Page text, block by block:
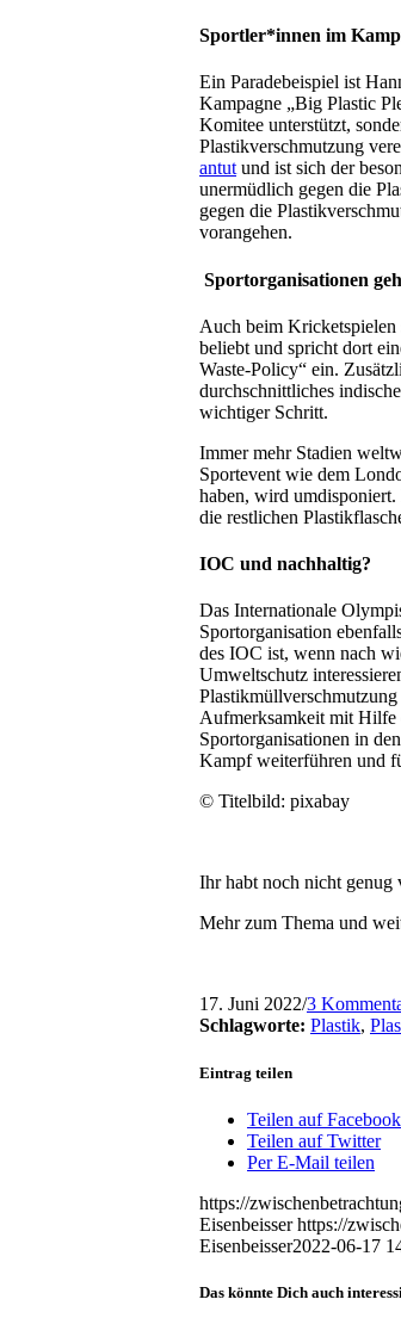
Sportler*innen im
Ein Paradebeispiel ist
Kampagne „Big Plastic
Komitee unterstützt,
Plastikverschmutzung
antut und ist sich der
unermüdlich gegen die
gegen die
vorangehen.
Sportorganisationen
Auch beim
beliebt und spricht dort
Waste-Policy“ ein.
durchschnittliches
wichtiger Schritt.
Immer mehr Stadien
Sportevent wie dem
haben, wird
die restlichen
IOC und nachhaltig?
Das Internationale
Sportorganisation
des IOC ist, wenn nach
Umweltschutz
Aufmerksamkeit mit Hilfe
Sportorganisationen in
Kampf weiterführen und
© Titelbild: pixabay
Ihr habt noch nicht genug
Mehr zum Thema und
17. Juni 2022/3
Schlagworte: Plastik,
Eintrag teilen
Teilen auf Facebook
Teilen auf Twitter
Per E-Mail teilen
https://
Eisenbeisser https://
Eisenbeisser2022-06-17
Das könnte Dich auch